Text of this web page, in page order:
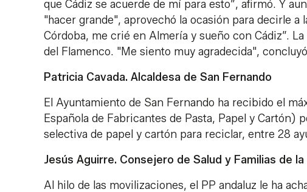
que Cádiz se acuerde de mí para esto”, afirmó. Y
"hacer grande", aprovechó la ocasión para decirle a
Córdoba, me crié en Almería y sueño con Cádiz”.
del Flamenco. "Me siento muy agradecida",
Patricia Cavada. Alcaldesa de San Fernando
El Ayuntamiento de San Fernando ha recibido el
Española de Fabricantes de Pasta, Papel y Cartón)
selectiva de papel y cartón para reciclar, entre 28
Jesús Aguirre. Consejero de Salud y Familias de
Al hilo de las movilizaciones, el PP andaluz le ha